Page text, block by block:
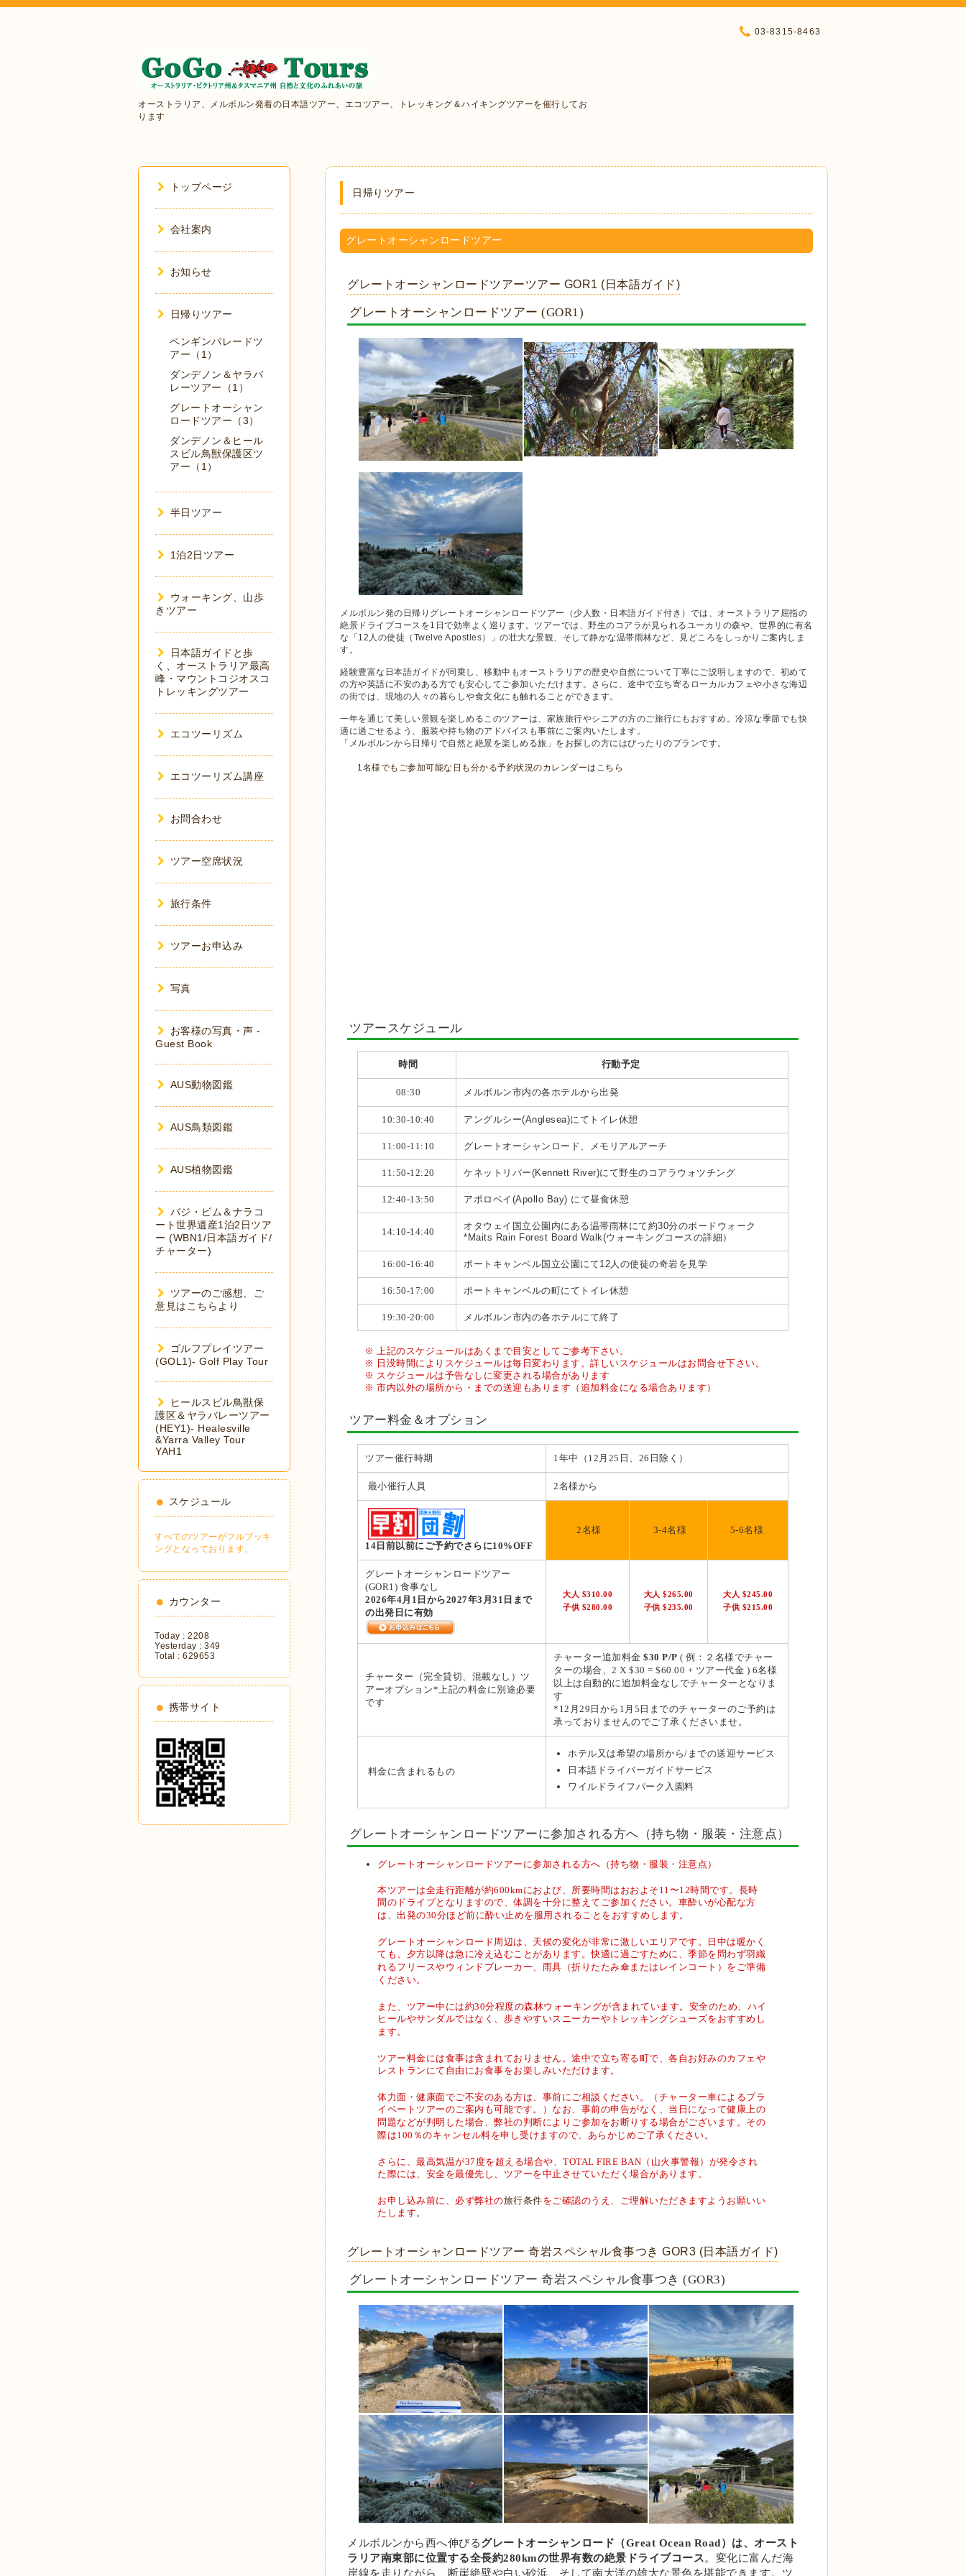
オーストラリア、メルボルン発着の日本語ツアー、エコツアー、トレッキング＆ハイキングツアーを催行してお
ります
03-8315-8463
日帰りツアー
グレートオーシャンロードツアー
グレートオーシャンロードツアーツアー GOR1 (日本語ガイド)
グレートオーシャンロードツアー (GOR1)
メルボルン発の日帰りグレートオーシャンロードツアー（少人数・日本語ガイド付き）では、オーストラリア屈指の
絶景ドライブコースを1日で効率よく巡ります。ツアーでは、野生のコアラが見られるユーカリの森や、世界的に有名
な「12人の使徒（Twelve Apostles）」の壮大な景観、そして静かな温帯雨林など、見どころをしっかりご案内しま
す。
経験豊富な日本語ガイドが同乗し、移動中もオーストラリアの歴史や自然について丁寧にご説明しますので、初めて
の方や英語に不安のある方でも安心してご参加いただけます。さらに、途中で立ち寄るローカルカフェや小さな海辺
の街では、現地の人々の暮らしや食文化にも触れることができます。
一年を通じて美しい景観を楽しめるこのツアーは、家族旅行やシニアの方のご旅行にもおすすめ。冷涼な季節でも快
適に過ごせるよう、服装や持ち物のアドバイスも事前にご案内いたします。
「メルボルンから日帰りで自然と絶景を楽しめる旅」をお探しの方にはぴったりのプランです。
1名様でもご参加可能な日も分かる予約状況のカレンダーはこちら
ツアースケジュール
時間 行動予定
08:30 メルボルン市内の各ホテルから出発
10:30-10:40 アングルシー(Anglesea)にてトイレ休憩
11:00-11:10 グレートオーシャンロード、メモリアルアーチ
11:50-12:20 ケネットリバー(Kennett River)にて野生のコアラウォツチング
12:40-13:50 アポロベイ(Apollo Bay) にて昼食休憩
14:10-14:40
オタウェイ国立公園内にある温帯雨林にて約30分のボードウォーク
* Maits Rain Forest Board Walk(ウォーキングコースの詳細）
16:00-16:40 ポートキャンベル国立公園にて12人の使徒の奇岩を見学
16:50-17:00 ポートキャンベルの町にてトイレ休憩
19:30-20:00 メルボルン市内の各ホテルにて終了
※ 上記のスケジュールはあくまで目安としてご参考下さい。
※ 日没時間によりスケジュールは毎日変わります。詳しいスケジュールはお問合せ下さい。
※ スケジュールは予告なしに変更される場合があります
※ 市内以外の場所から・までの送迎もあります（追加料金になる場合あります）
ツアー料金＆オプション
ツアー催行時期 1年中（12月25日、26日除く）
最小催行人員 2名様から
14日前以前にご予約でさらに10%OFF
2名様 3-4名様 5-6名様
グレートオーシャンロードツアー
(GOR1) 食事なし
2026年4月1日から2027年3月31日まで
の出発日に有効
大人 $310.00
子供 $280.00
大人 $265.00
子供 $235.00
大人 $245.00
子供 $215.00
チャーター（完全貸切、混載なし）ツ
アーオプション*上記の料金に別途必要
です
チャーター追加料金 $30 P/P ( 例：２名様でチャー
ターの場合、2 X $30 = $60.00 + ツアー代金 ) 6名様
以上は自動的に追加料金なしでチャーターとなりま
す
*12月29日から1月5日までのチャーターのご予約は
承っておりませんのでご了承くださいませ。
料金に含まれるもの
ホテル又は希望の場所から/までの送迎サービス
日本語ドライバーガイドサービス
ワイルドライフパーク入園料
グレートオーシャンロードツアーに参加される方へ（持ち物・服装・注意点）
グレートオーシャンロードツアーに参加される方へ（持ち物・服装・注意点）
本ツアーは全走行距離が約600kmにおよび、所要時間はおおよそ11〜12時間です。長時
間のドライブとなりますので、体調を十分に整えてご参加ください。車酔いが心配な方
は、出発の30分ほど前に酔い止めを服用されることをおすすめします。
グレートオーシャンロード周辺は、天候の変化が非常に激しいエリアです。日中は暖かく
ても、夕方以降は急に冷え込むことがあります。快適に過ごすために、季節を問わず羽織
れるフリースやウィンドブレーカー、雨具（折りたたみ傘またはレインコート）をご準備
ください。
また、ツアー中には約30分程度の森林ウォーキングが含まれています。安全のため、ハイ
ヒールやサンダルではなく、歩きやすいスニーカーやトレッキングシューズをおすすめし
ます。
ツアー料金には食事は含まれておりません。途中で立ち寄る町で、各自お好みのカフェや
レストランにて自由にお食事をお楽しみいただけます。
体力面・健康面でご不安のある方は、事前にご相談ください。（チャーター車によるプラ
イベートツアーのご案内も可能です。）なお、事前の申告がなく、当日になって健康上の
問題などが判明した場合、弊社の判断によりご参加をお断りする場合がございます。その
際は100％のキャンセル料を申し受けますので、あらかじめご了承ください。
さらに、最高気温が37度を超える場合や、TOTAL FIRE BAN（山火事警報）が発令され
た際には、安全を最優先し、ツアーを中止させていただく場合があります。
お申し込み前に、必ず弊社の旅行条件をご確認のうえ、ご理解いただきますようお願いい
たします。
グレートオーシャンロードツアー 奇岩スペシャル食事つき GOR3 (日本語ガイド)
グレートオーシャンロードツアー 奇岩スペシャル食事つき (GOR3)
メルボルンから西へ伸びるグレートオーシャンロード（Great Ocean Road） は、オースト
ラリア南東部に位置する全長約280kmの世界有数の絶景ドライブコース。変化に富んだ海
岸線を走りながら、断崖絶壁や白い砂浜、そして南大洋の雄大な景色を堪能できます。ツ
トップページ
会社案内
お知らせ
日帰りツアー
ペンギンパレードツ
アー（1）
ダンデノン＆ヤラバ
レーツアー（1）
グレートオーシャン
ロードツアー（3）
ダンデノン＆ヒール
スビル鳥獣保護区ツ
アー（1）
半日ツアー
1泊2日ツアー
ウォーキング、山歩
きツアー
日本語ガイドと歩
く、オーストラリア最高
峰・マウントコジオスコ
トレッキングツアー
エコツーリズム
エコツーリズム講座
お問合わせ
ツアー空席状況
旅行条件
ツアーお申込み
写真
お客様の写真・声 -
Guest Book
AUS動物図鑑
AUS鳥類図鑑
AUS植物図鑑
バジ・ビム＆ナラコ
ート世界遺産1泊2日ツア
ー (WBN1/日本語ガイド/
チャーター)
ツアーのご感想、ご
意見はこちらより
ゴルフプレイツアー
(GOL1)- Golf Play Tour
ヒールスビル鳥獣保
護区＆ヤラバレーツアー
(HEY1)- Healesville
&Yarra Valley Tour
YAH1
スケジュール
すべてのツアーがフルブッキ
ングとなっております。
カウンター
Today : 2208
Yesterday : 349
Total : 629653
携帯サイト